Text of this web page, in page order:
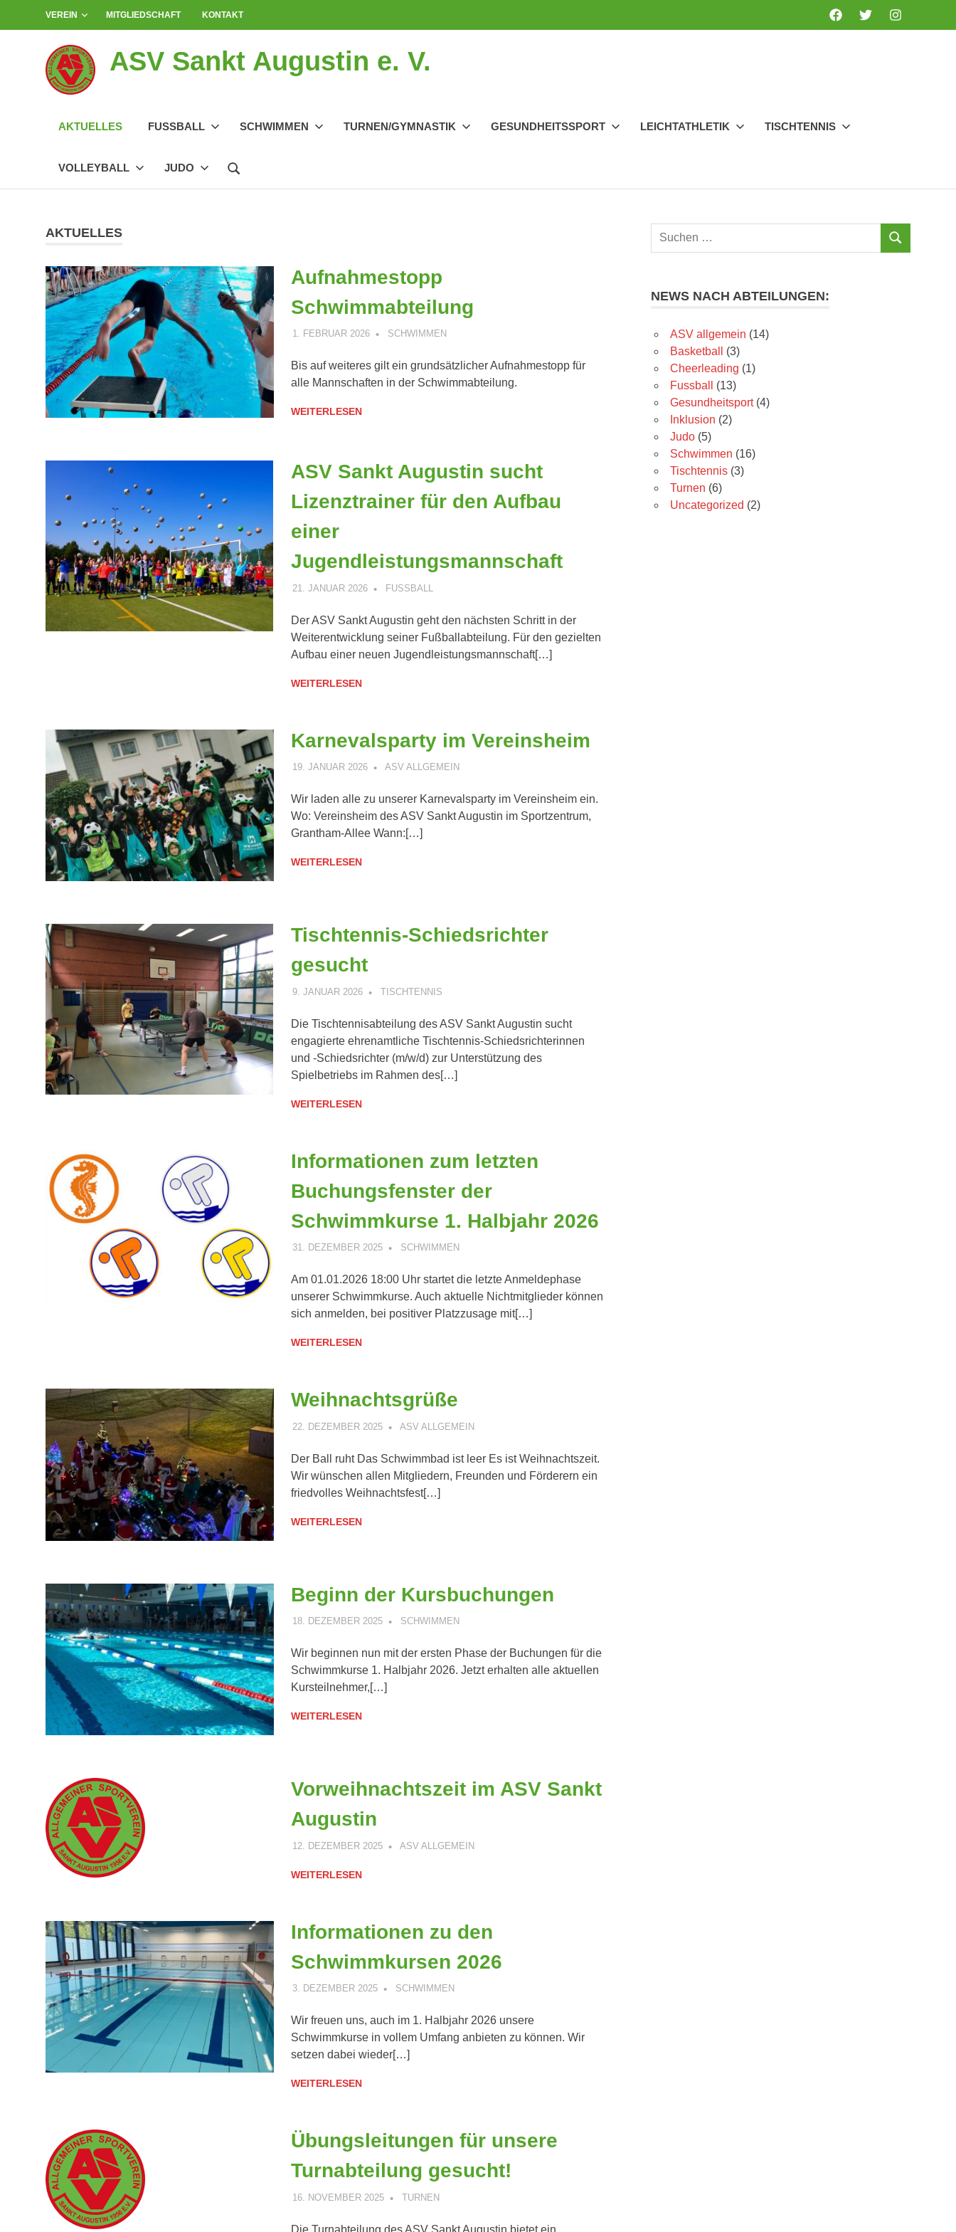
FacebookTwitterInstagram
VEREIN MITGLIEDSCHAFT KONTAKT
ASV Sankt Augustin e. V.
AKTUELLES FUSSBALL SCHWIMMEN TURNEN/GYMNASTIK GESUNDHEITSSPORT LEICHTATHLETIK TISCHTENNIS
VOLLEYBALL JUDO
AKTUELLES
Aufnahmestopp
Schwimmabteilung
1. FEBRUAR 2026 ANDREAS PÄTSCHINSKY
SCHWIMMEN
Bis auf weiteres gilt ein grundsätzlicher Aufnahmestopp für
alle Mannschaften in der Schwimmabteilung.
WEITERLESEN
ASV Sankt Augustin sucht
Lizenztrainer für den Aufbau
einer
Jugendleistungsmannschaft
21. JANUAR 2026 ANDREAS PÄTSCHINSKY
FUSSBALL
Der ASV Sankt Augustin geht den nächsten Schritt in der
Weiterentwicklung seiner Fußballabteilung. Für den gezielten
Aufbau einer neuen Jugendleistungsmannschaft[…]
WEITERLESEN
Karnevalsparty im Vereinsheim
19. JANUAR 2026 ANDREAS PÄTSCHINSKY
ASV ALLGEMEIN
Wir laden alle zu unserer Karnevalsparty im Vereinsheim ein.
Wo: Vereinsheim des ASV Sankt Augustin im Sportzentrum,
Grantham-Allee Wann:[…]
WEITERLESEN
Tischtennis-Schiedsrichter
gesucht
9. JANUAR 2026 ANDREAS PÄTSCHINSKY
TISCHTENNIS
Die Tischtennisabteilung des ASV Sankt Augustin sucht
engagierte ehrenamtliche Tischtennis-Schiedsrichterinnen
und -Schiedsrichter (m/w/d) zur Unterstützung des
Spielbetriebs im Rahmen des[…]
WEITERLESEN
Informationen zum letzten
Buchungsfenster der
Schwimmkurse 1. Halbjahr 2026
31. DEZEMBER 2025 ANDREAS PÄTSCHINSKY
SCHWIMMEN
Am 01.01.2026 18:00 Uhr startet die letzte Anmeldephase
unserer Schwimmkurse. Auch aktuelle Nichtmitglieder können
sich anmelden, bei positiver Platzzusage mit[…]
WEITERLESEN
Weihnachtsgrüße
22. DEZEMBER 2025 ANDREAS PÄTSCHINSKY
ASV ALLGEMEIN
Der Ball ruht Das Schwimmbad ist leer Es ist Weihnachtszeit.
Wir wünschen allen Mitgliedern, Freunden und Förderern ein
friedvolles Weihnachtsfest[…]
WEITERLESEN
Beginn der Kursbuchungen
18. DEZEMBER 2025 ANDREAS PÄTSCHINSKY
SCHWIMMEN
Wir beginnen nun mit der ersten Phase der Buchungen für die
Schwimmkurse 1. Halbjahr 2026. Jetzt erhalten alle aktuellen
Kursteilnehmer,[…]
WEITERLESEN
Vorweihnachtszeit im ASV Sankt
Augustin
12. DEZEMBER 2025 ANDREAS PÄTSCHINSKY
ASV ALLGEMEIN
WEITERLESEN
Informationen zu den
Schwimmkursen 2026
3. DEZEMBER 2025 ANDREAS PÄTSCHINSKY
SCHWIMMEN
Wir freuen uns, auch im 1. Halbjahr 2026 unsere
Schwimmkurse in vollem Umfang anbieten zu können. Wir
setzen dabei wieder[…]
WEITERLESEN
Übungsleitungen für unsere
Turnabteilung gesucht!
16. NOVEMBER 2025 ANDREAS PÄTSCHINSKY
TURNEN
Die Turnabteilung des ASV Sankt Augustin bietet ein
Suchen
SUCHEN
NEWS NACH ABTEILUNGEN:
ASV allgemein (14)
Basketball
(3)
Cheerleading (1)
Fussball
(13)
Gesundheitsport(4)
Inklusion (2)
Judo (5)
Schwimmen (16)
Tischtennis (3)
Turnen (6)
Uncategorized (2)